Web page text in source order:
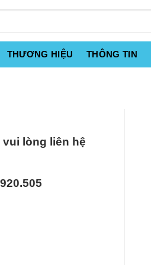
THƯƠNG HIỆU THÔNG TIN
vui lòng liên hệ